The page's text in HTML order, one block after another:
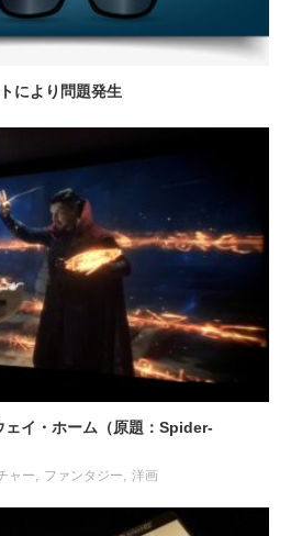
により問題発生
ェイ・ホーム（原題：Spider-
ャー ファンタジー 洋画